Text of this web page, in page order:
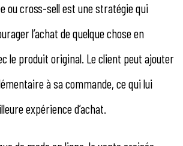
ou cross-sell est une stratégie qui
l’achat de quelque chose en
le produit original. Le client peut ajouter
à sa commande, ce qui lui
expérience d’achat.